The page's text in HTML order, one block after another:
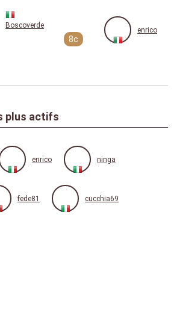
Boscoverde
8c
enrico
plus actifs
enrico ninga
fede81 cucchia69